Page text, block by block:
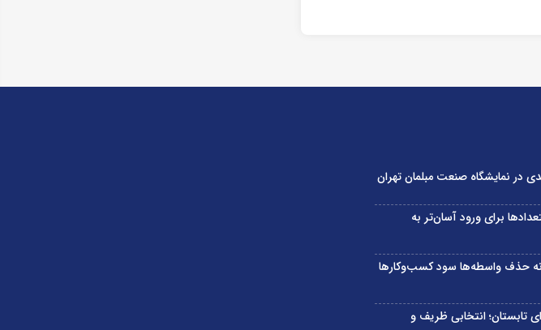
در نمایشگاه صنعت مبلمان تهران
برای ورود آسان‌تر به
حذف واسطه‌ها سود کسب‌وکارها
تابستان؛ انتخابی ظریف و